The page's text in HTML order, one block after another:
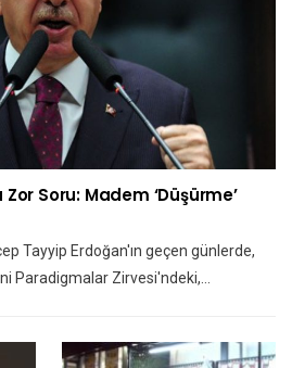
Soru: Madem ‘düşürme’
Tayyip Erdoğan'ın geçen günlerde,
Paradigmalar Zirvesi'ndeki,…